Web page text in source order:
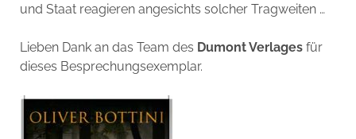
und Staat reagieren angesichts solcher Tragweiten …
Lieben Dank an das Team des Dumont Verlagesfür
dieses Besprechungsexemplar.